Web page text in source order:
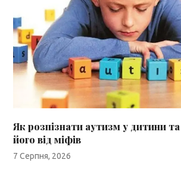
Як розпізнати аутизм у дитини та
його від міфів
7 Серпня, 2026